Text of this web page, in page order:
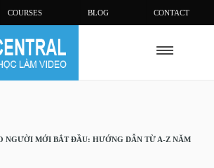
COURSES BLOG CONTACT
NGƯỜI MỚI BẮT ĐẦU: HƯỚNG DẪN TỪ A-Z NĂM